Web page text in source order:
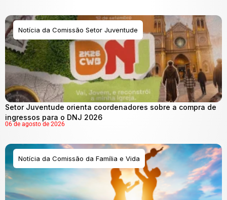
Notícia da Comissão Setor Juventude
Setor Juventude orienta coordenadores sobre a compra de
ingressos para o DNJ 2026
06 de agosto de 2026
Notícia da Comissão da Família e Vida